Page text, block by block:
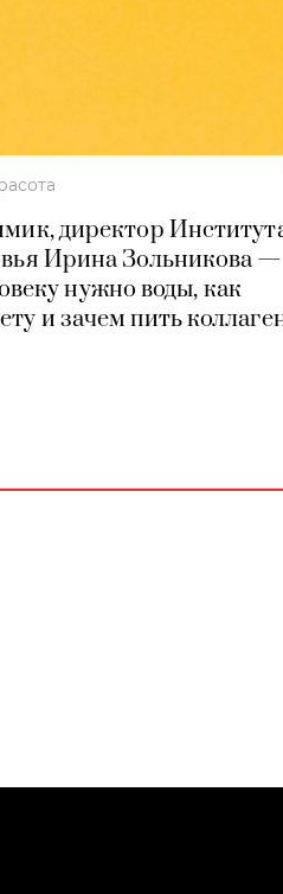
директор
Ирина Зольникова —
нужно воды, как
и зачем пить